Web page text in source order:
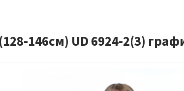
146см) UD 6924-2(3)